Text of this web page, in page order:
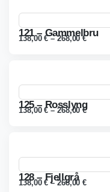
121 – Gammelbru
138,00€–268,00€
125 – Rosslyng
138,00€ –268,00€
128 – Fjellgrå
138,00€ –268,00€